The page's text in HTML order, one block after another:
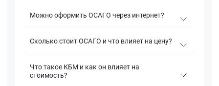
Можно оформить ОСАГО через интернет?
Сколько стоит ОСАГО и что влияет на цену?
Что такое КБМ и как он влияет на
стоимость?